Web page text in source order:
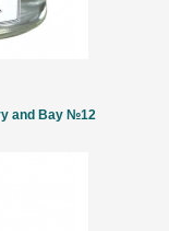
and Bay №12